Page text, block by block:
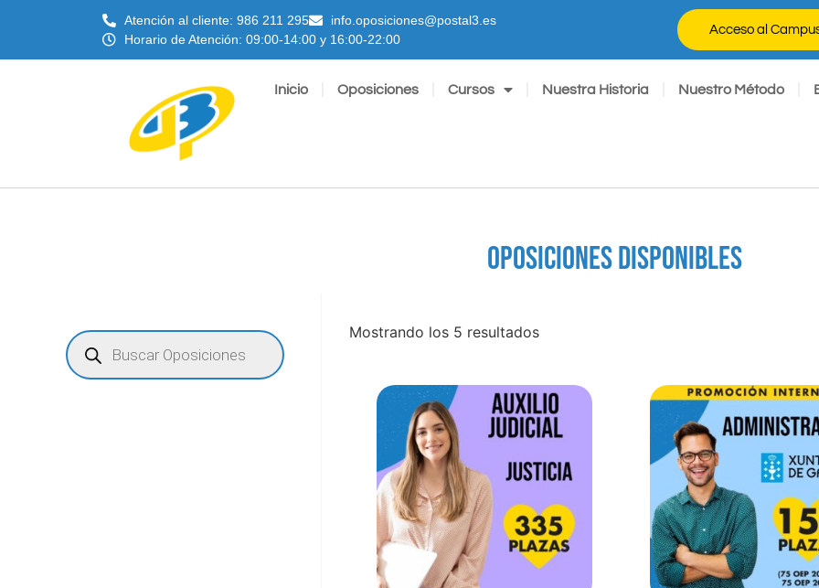
Atención al cliente: 986 211 295
info.oposiciones@postal3.es
Horario de Atención: 09:00-14:00 y 16:00-22:00
Acceso al
Inicio Oposiciones Cursos Nuestra Historia Nuestro Método
OPOSICIONES DISPONIBLES
Mostrando los 5 resultados